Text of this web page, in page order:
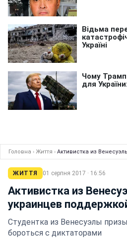
Головна › Життя › Активистка из
ЖИТТЯ 01 серпня 2017 · 16:56
Активистка из
украинцев
Студентка из Венесуэлы
бороться с диктаторами